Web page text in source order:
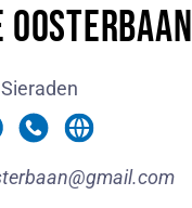
Sieraden